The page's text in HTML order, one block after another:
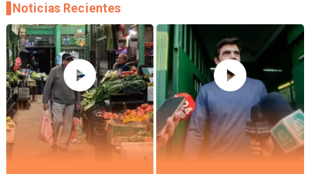
Noticias Recientes